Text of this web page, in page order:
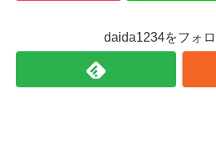
daida1234をフォ